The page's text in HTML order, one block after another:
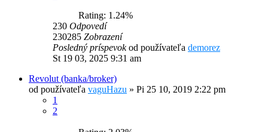
Rating: 1.24%
230 Odpovedí
230285 Zobrazení
Posledný príspevokod používateľa demorez
St 19 03, 2025 9:31 am
Revolut (banka/broker)
od používateľa vaguHazu » Pi 25 10, 2019 2:22 pm
1
2